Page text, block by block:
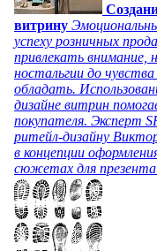
витрину
успеху розничных
привлекать
ностальгии до
обладать.
дизайне витрин
покупателя. Эксперт
ритейл-дизайну
в концепции
сюжетах для